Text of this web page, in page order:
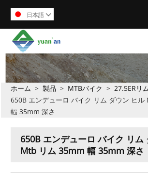
日本語 
ホーム > 製品 > MTBバイク > 27.5ERリ
650B エンデューロ バイク リム ダウン ヒ
幅 35mm 深さ
650B エンデューロ バイク リム
Mtb リム 35mm 幅 35mm 深さ